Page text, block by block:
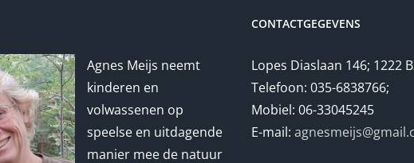
Agnes Meijs neemt
kinderen en
volwassenen op
speelse en uitdagende
manier mee de natuur
CONTACTGEGEVENS
Lopes Diaslaan 146; 1222
Telefoon: 035-6838766;
Mobiel: 06-33045245
E-mail: